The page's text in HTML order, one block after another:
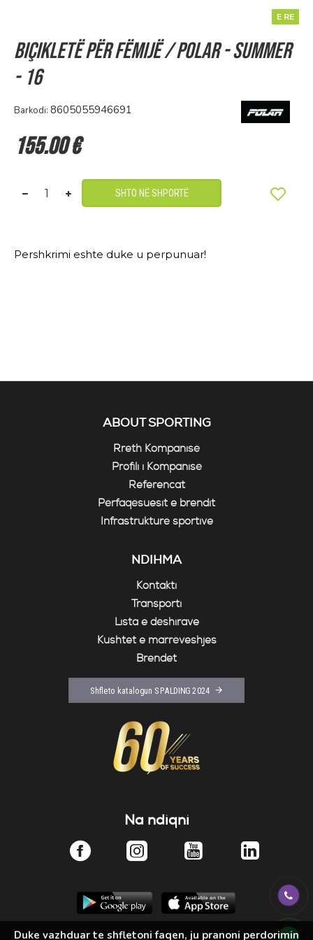
E RE
Biçikletë për fëmijë / Polar - Summer
- 16
Barkodi: 8605055946691
155.00 €
SHTO NË SHPORTË
Pershkrimi eshte duke u perpunuar!
ABOUT SPORTING
Rreth Kompanisë
Profili i Kompanisë
Referencat
Përfaqësuesit e brendit
Infrastrukturë sportive
NDIHMA
Kontakti
Transporti
Lista e dëshirave
Kushtet e marrëveshjes
Brendet
Shfleto katalogun SPALDING 2024
Na ndiqni
Duke vazhduar te shfletoni faqen, ju pranoni perdorimin